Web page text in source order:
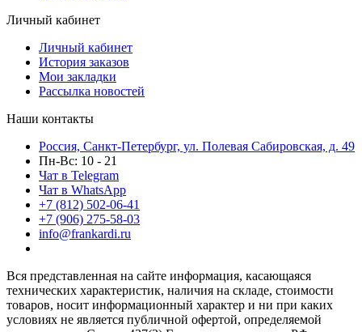
Личный кабинет
Личный кабинет
История заказов
Мои закладки
Рассылка новостей
Наши контакты
Россия, Санкт-Петербург, ул. Полевая Сабировская, д. 49
Пн-Вс: 10 - 21
Чат в Telegram
Чат в WhatsApp
+7 (812) 502-06-41
+7 (906) 275-58-03
info@frankardi.ru
Вся представленная на сайте информация, касающаяся
технических характеристик, наличия на складе, стоимости
товаров, носит информационный характер и ни при каких
условиях не является публичной офертой, определяемой